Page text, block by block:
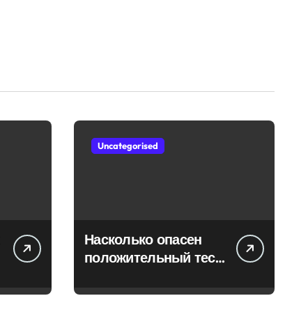
Uncategorised
Насколько опасен
положительный тест